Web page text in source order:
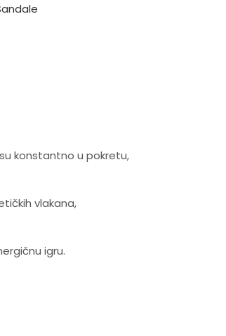
konstantno u pokretu,
vlakana,
igru.